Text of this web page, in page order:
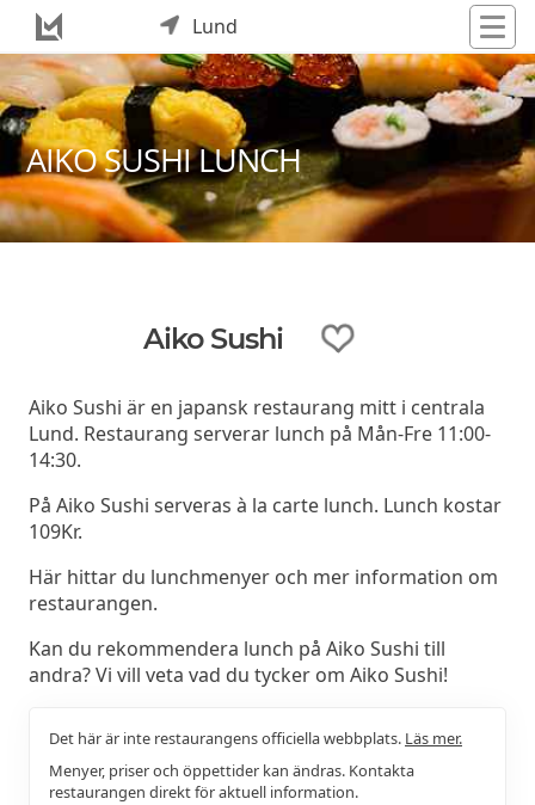
Lund
AIKO SUSHI LUNCH
Aiko Sushi
Aiko Sushi är en japansk restaurang mitt i centrala
Lund. Restaurang serverar lunch på Mån-Fre 11:00-
14:30.
På Aiko Sushi serveras à la carte lunch. Lunch kostar
109Kr.
Här hittar du lunchmenyer och mer information om
restaurangen.
Kan du rekommendera lunch på Aiko Sushi till
andra? Vi vill veta vad du tycker om Aiko Sushi!
Det här är inte restaurangens officiella webbplats. Läs mer.
Menyer, priser och öppettider kan ändras. Kontakta
restaurangen direkt för aktuell information.